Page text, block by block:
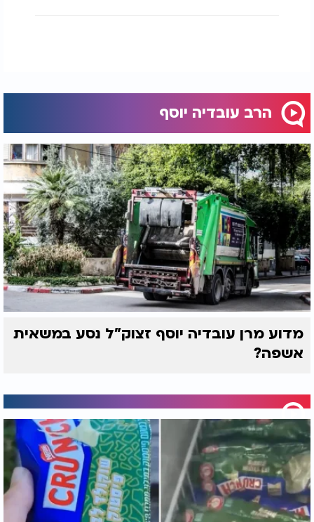
הרב עובדיה יוסף
מדוע מרן עובדיה יוסף זצוק"ל נסע במשאית
אשפה?